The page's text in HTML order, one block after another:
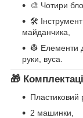
🎨 Чотири
🛠
майданчика,
👷 Елементи
руки, вуса.
🎁
Пластиковий
2 машинки,